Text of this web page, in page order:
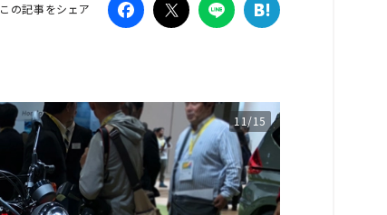
この記事をシェア
11/15